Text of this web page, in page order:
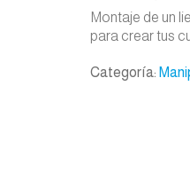
Montaje de un
para crear tus
Categoría: